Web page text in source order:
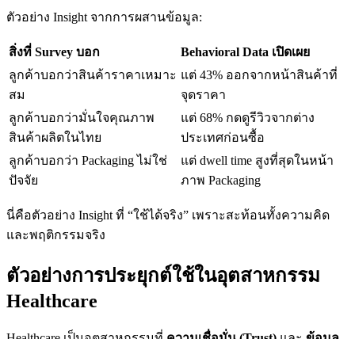
ตัวอย่าง Insight จากการผสานข้อมูล:
สิ่งที่ Survey บอก
Behavioral Data เปิดเผย
ลูกค้าบอกว่าสินค้าราคาเหมาะ
สม
แต่ 43% ออกจากหน้าสินค้าที่
ลูกค้าบอกว่ามั่นใจคุณภาพ
สินค้าผลิตในไทย
แต่ 68% กดดูรีวิวจากต่าง
ประเทศก่อนซื้อ
ลูกค้าบอกว่า Packaging ไม่ใช่
ปัจจัย
แต่ dwell time สูงที่สุดในหน้า
ภาพ Packaging
นี่คือตัวอย่าง Insight ที่ “ใช้ได้จริง” เพราะสะท้อนทั้งความคิด
และพฤติกรรมจริง
ตัวอย่างการประยุกต์ใช้ในอุตสาหกรรม
Healthcare
Healthcare เป็นอุตสาหกรรมที่ ความเชื่อมั่น (Trust)
ข้อมูล